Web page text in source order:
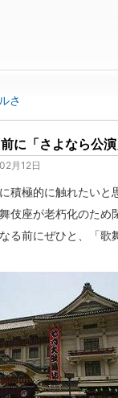
さ
に「さよなら公
月12日
積極的に触れたいと
伎座が老朽化のため
る前にぜひと、「歌